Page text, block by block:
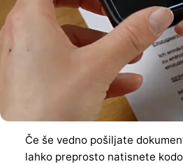
Če še vedno pošiljate
lahko preprosto natisnete